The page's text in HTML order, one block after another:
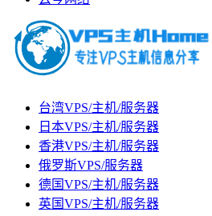
台湾VPS/主机/服务器
日本VPS/主机/服务器
香港VPS/主机/服务器
俄罗斯VPS/服务器
德国VPS/主机/服务器
英国VPS/主机/服务器